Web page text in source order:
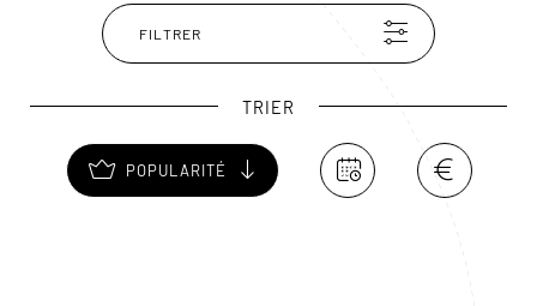
vert profond, villages de terre et casbahs en ocre rouge.
FILTRER
TRIER
POPULARITÉ